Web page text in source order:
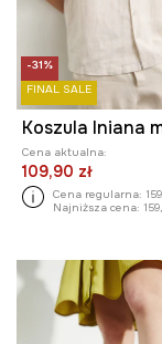
-31%
FINAL SALE
Cena aktualna:
109,90 zł
Cena regularna:
Najniższa cena: